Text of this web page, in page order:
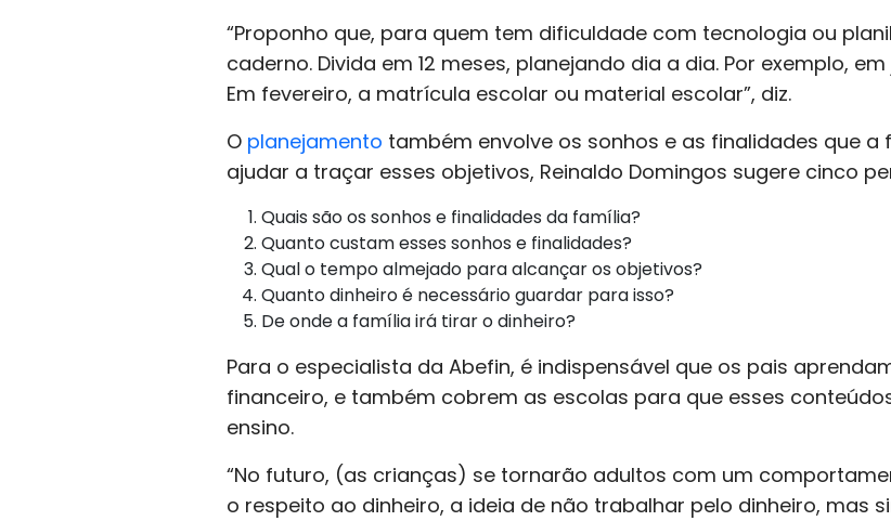
“Proponho que, para quem tem dificuldade com tecnologia ou
caderno. Divida em 12 meses, planejando dia a dia. Por exemplo, em
Em fevereiro, a matrícula escolar ou material escolar”, diz.
O planejamento também envolve os sonhos e as finalidades que a
ajudar a traçar esses objetivos, Reinaldo Domingos sugere cinco
Quais são os sonhos e finalidades da família?
Quanto custam esses sonhos e finalidades?
Qual o tempo almejado para alcançar os objetivos?
Quanto dinheiro é necessário guardar para isso?
De onde a família irá tirar o dinheiro?
Para o especialista da Abefin, é indispensável que os pais
financeiro, e também cobrem as escolas para que esses
ensino.
“No futuro, (as crianças) se tornarão adultos com um
o respeito ao dinheiro, a ideia de não trabalhar pelo dinheiro, mas